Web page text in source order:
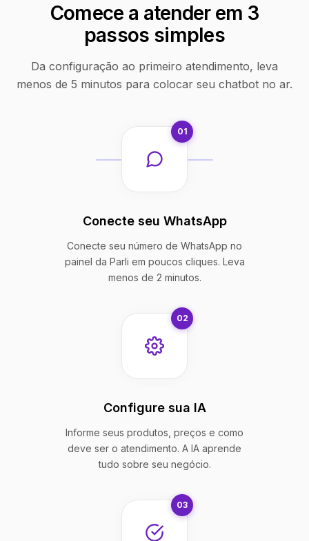
Comece a atender em 3
passos simples
Da configuração ao primeiro atendimento, leva
menos de 5 minutos para colocar seu chatbot no ar.
01
Conecte seu WhatsApp
Conecte seu número de WhatsApp no
painel da Parli em poucos cliques. Leva
menos de 2 minutos.
02
Configure sua IA
Informe seus produtos, preços e como
deve ser o atendimento. A IA aprende
tudo sobre seu negócio.
03